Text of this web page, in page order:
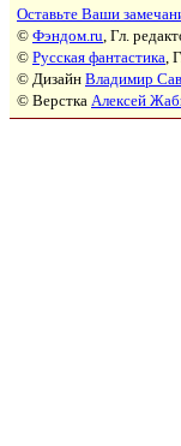
Оставьте Ваши
© Фэндом.ru, Гл.
© Русская фантастика,
© Дизайн Владимир
© Верстка Алексей